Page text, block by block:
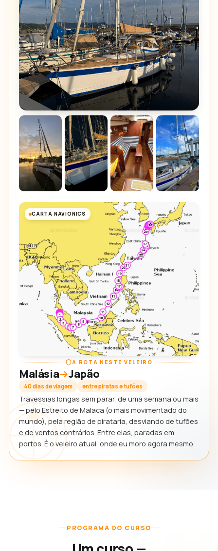
CARTA NAVIONICS
A ROTA NESTE VELEIRO
Malásia Japão
40 dias de viagem entre piratas e tufões
Travessias longas sem parar, de uma semana ou mais
— pelo Estreito de Malaca (o mais movimentado do
mundo), pela região de pirataria, desviando de tufões
e de ventos contrários. Entre elas, paradas em
portos. É o veleiro atual, onde eu moro agora mesmo.
PROGRAMA DO CURSO